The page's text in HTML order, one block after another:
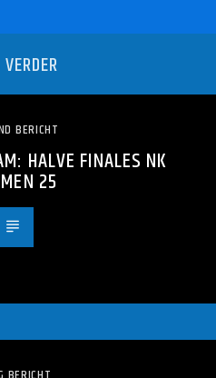
BERICHT
HALVE FINALES NK
25